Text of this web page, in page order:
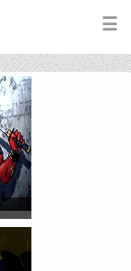
☰